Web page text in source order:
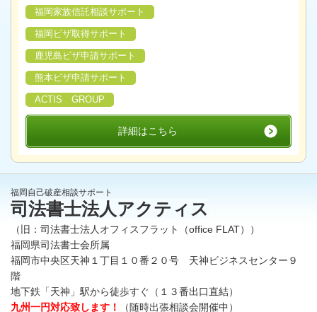
福岡家族信託相談サポート
福岡ビザ取得サポート
鹿児島ビザ申請サポート
熊本ビザ申請サポート
ACTIS GROUP
詳細はこちら
福岡自己破産相談サポート
司法書士法人アクティス
（旧：司法書士法人オフィスフラット（office FLAT））
福岡県司法書士会所属
福岡市中央区天神１丁目１０番２０号 天神ビジネスセンター９
階
地下鉄「天神」駅から徒歩すぐ（１３番出口直結）
九州一円対応致します！
（随時出張相談会開催中）